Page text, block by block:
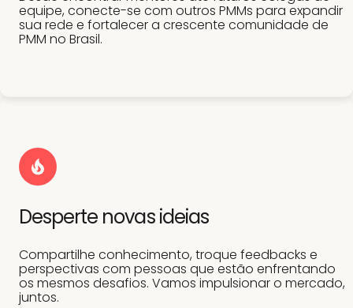
equipe, conecte-se com outros PMMs para expandir
sua rede e fortalecer a crescente comunidade de
PMM no Brasil.
Desperte novas ideias
Compartilhe conhecimento, troque feedbacks e
perspectivas com pessoas que estão enfrentando
os mesmos desafios. Vamos impulsionar o mercado,
juntos.